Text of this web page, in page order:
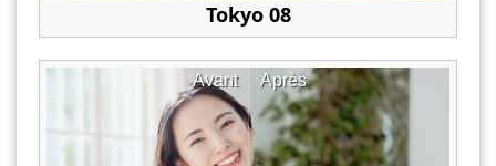
Tokyo 08
Après
Avant